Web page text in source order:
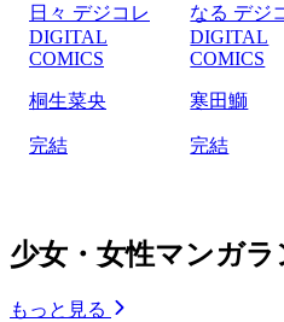
日々 デジコレ
DIGITAL
COMICS
桐生菜央
完結
なる デジ
DIGITAL
COMICS
寒田鰤
完結
少女・女性マンガ
もっと見る